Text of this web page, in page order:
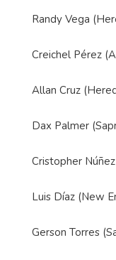
Randy Vega
Creichel Pérez
Allan Cruz
Dax Palmer
Cristopher
Luis Díaz (New
Gerson Torres